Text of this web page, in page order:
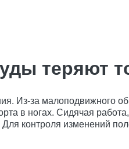
теряют
Из-за малоподвижного
в ногах. Сидячая
контроля изменений